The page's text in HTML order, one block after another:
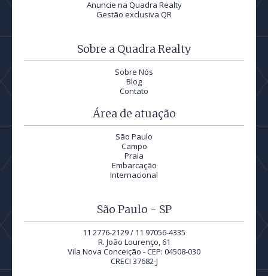
Anuncie na Quadra Realty
Gestão exclusiva QR
Sobre a Quadra Realty
Sobre Nós
Blog
Contato
Área de atuação
São Paulo
Campo
Praia
Embarcação
Internacional
São Paulo - SP
11 2776-2129 / 11 97056-4335
R. João Lourenço, 61
Vila Nova Conceição - CEP: 04508-030
CRECI 37682-J